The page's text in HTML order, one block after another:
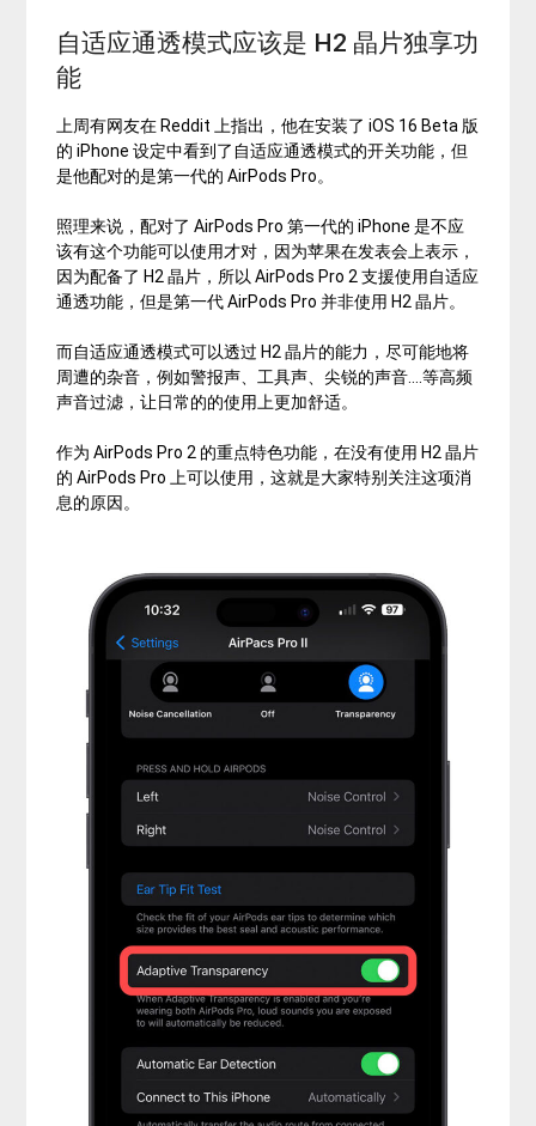
自适应通透模式应该是 H2 晶片独享功
能
上周有网友在 Reddit 上指出，他在安装了 iOS 16 Beta 版
的 iPhone 设定中看到了自适应通透模式的开关功能，但
是他配对的是第一代的 AirPods Pro。
照理来说，配对了 AirPods Pro 第一代的 iPhone 是不应
该有这个功能可以使用才对，因为苹果在发表会上表示，
因为配备了 H2 晶片，所以 AirPods Pro 2 支援使用自适应
通透功能，但是第一代 AirPods Pro 并非使用 H2 晶片。
而自适应通透模式可以透过 H2 晶片的能力，尽可能地将
周遭的杂音，例如警报声、工具声、尖锐的声音….等高频
声音过滤，让日常的的使用上更加舒适。
作为 AirPods Pro 2 的重点特色功能，在没有使用 H2 晶片
的 AirPods Pro 上可以使用，这就是大家特别关注这项消
息的原因。